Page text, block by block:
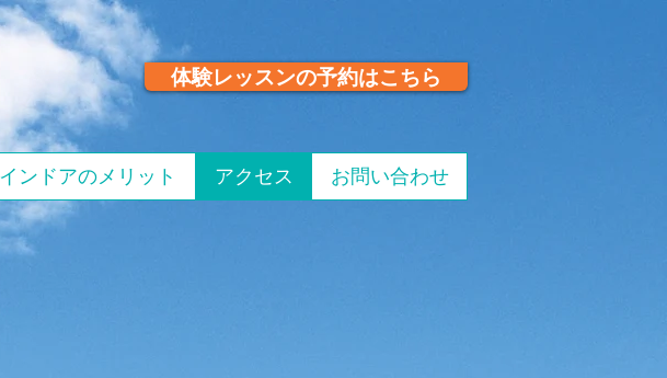
体験レッスンの予約はこちら
インドアのメリット アクセス お問い合わせ